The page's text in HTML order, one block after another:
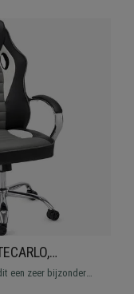
Design,
een zeer bijzonder
van een Formule 1.